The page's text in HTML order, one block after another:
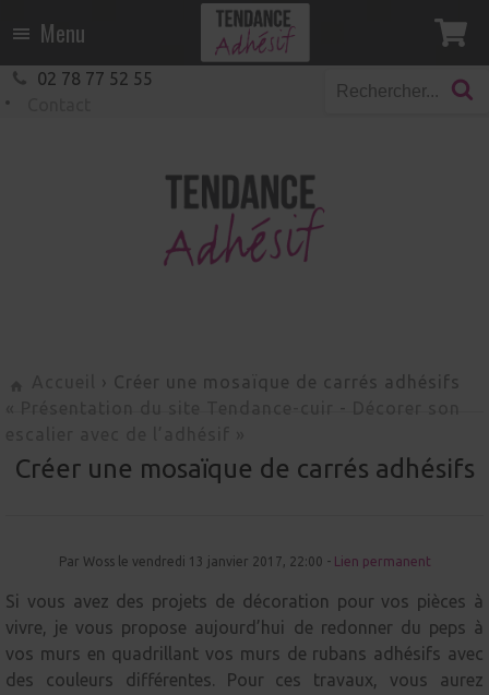
Menu
02 78 77 52 55
› Créer une mosaïque de carrés adhésifs
-
Créer une mosaïque de carrés adhésifs
Par Woss le vendredi 13 janvier 2017, 22:00 - Lien permanent
Si vous avez des projets de décoration pour vos pièces à
vivre, je vous propose aujourd’hui de redonner du peps à
vos murs en quadrillant vos murs de rubans adhésifs avec
des couleurs différentes. Pour ces travaux, vous aurez